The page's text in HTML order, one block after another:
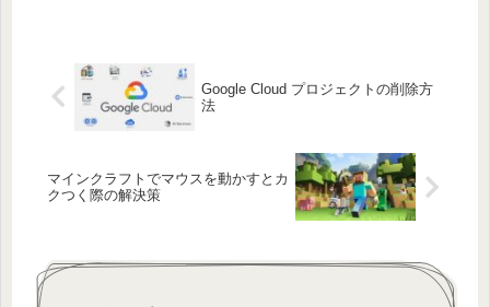
Google Cloud プロジェクトの削除方
法
マインクラフトでマウスを動かすとカ
クつく際の解決策